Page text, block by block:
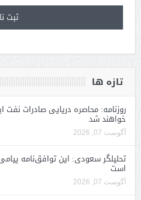
تازه ها
روزنامه: محاصره دریایی صادرات نفت
خواهند شد
آگوست 07, 2026
تحلیلگر سعودی: این توافق‌نامه پیامی
است
آگوست 07, 2026